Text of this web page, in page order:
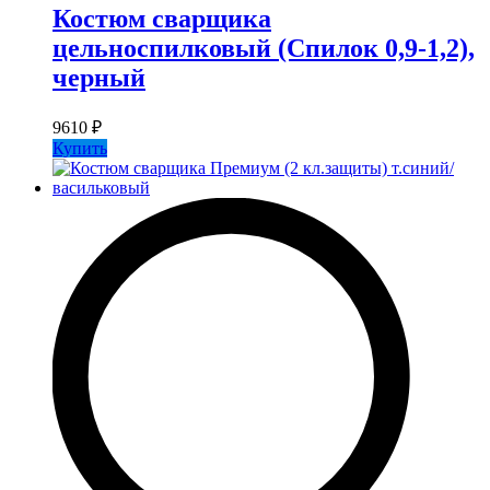
Костюм сварщика
цельноспилковый (Спилок 0,9-1,2),
черный
9610 ₽
Купить